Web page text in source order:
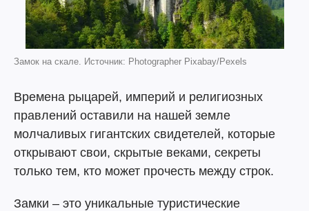
Замок на скале. Источник: Photographer Pixabay/Pexels
Времена рыцарей, империй и религиозных
правлений оставили на нашей земле
молчаливых гигантских свидетелей, которые
открывают свои, скрытые веками, секреты
только тем, кто может прочесть между строк.
Замки – это уникальные туристические